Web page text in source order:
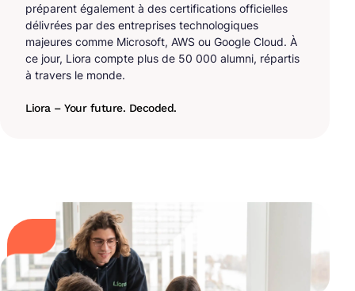
préparent également à des certifications officielles
délivrées par des entreprises technologiques
majeures comme Microsoft, AWS ou Google Cloud. À
ce jour, Liora compte plus de 50 000 alumni, répartis
à travers le monde.
Liora – Your future. Decoded.